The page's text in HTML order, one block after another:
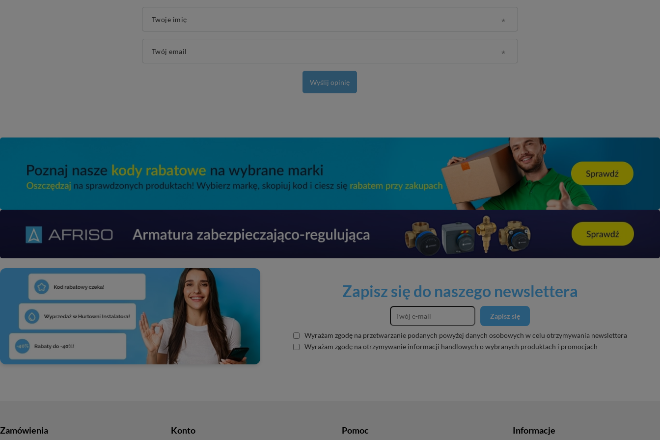
Twoje imię
Twój email
Wyślij opinię
Zapisz się do naszego newslettera
Zapisz się
Wyrażam zgodę na przetwarzanie podanych powyżej danych osobowych w celu otrzymywania newslettera
Wyrażam zgodę na otrzymywanie informacji handlowych o wybranych produktach i promocjach
Zamówienia Konto Pomoc Informacje